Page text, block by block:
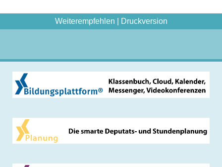
Weiterempfehlen Druckversion